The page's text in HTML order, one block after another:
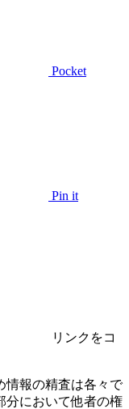
Pocket
Pin it
リンク をコ
情報の精査は各々で
分において他者の権